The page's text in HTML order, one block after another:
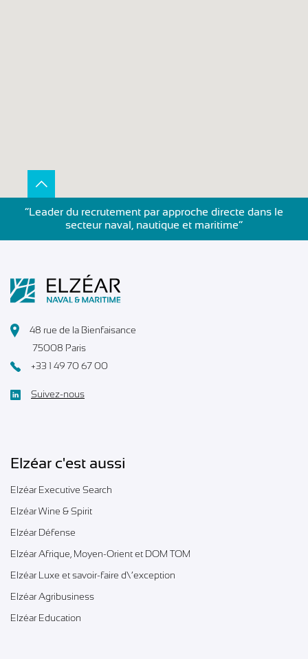
”Leader du recrutement par approche directe dans le
secteur naval, nautique et maritime”
48 rue de la Bienfaisance
75008 Paris
+33 1 49 70 67 00
Suivez-nous
Elzéar c'est aussi
Elzéar Executive Search
Elzéar Wine & Spirit
Elzéar Défense
Elzéar Afrique, Moyen-Orient et DOM TOM
Elzéar Luxe et savoir-faire d\’exception
Elzéar Agribusiness
Elzéar Education